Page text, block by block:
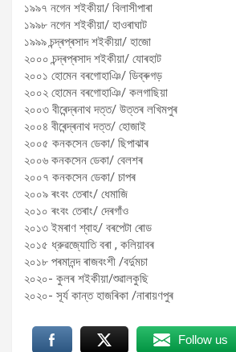
১৯৯৭ নগেন শইকীয়া/ বিলাসীপাৰা
১৯৯৮ নগেন শইকীয়া/ হাওৰাঘাট
১৯৯৯ চন্দ্ৰপ্ৰসাদ শ‍ইকীয়া/ হাজো
২০০০ চন্দ্ৰপ্ৰসাদ শ‍ইকীয়া/ যোৰহাট
২০০১ হোমেন বৰগোহাঞি/ ডিব্ৰুগড়
২০০২ হোমেন বৰগোহাঞি/ কলগাছিয়া
২০০৩ বীৰেন্দ্ৰনাথ দত্ত/ উত্তৰ লখিমপুৰ
২০০৪ বীৰেন্দ্ৰনাথ দত্ত/ হোজাই
২০০৫ কনকসেন ডেকা/ ছিপাঝাৰ
২০০৬ কনকসেন ডেকা/ বেলশৰ
২০০৭ কনকসেন ডেকা/ চাপৰ
২০০৯ ৰংবং তেৰাং/ ধেমাজি
২০১০ ৰংবং তেৰাং/ দেৰগাঁও
২০১৩ ইমৰাণ শ্বাহ/ বৰপেটা ৰোড
২০১৫ ধ্রুৱজ্যোতি বৰা , কলিয়াবৰ
২০১৮ পৰমানন্দ ৰাজবংশী /বর্দুমচা
২০২০- কুলৰ শইকীয়া/শুৱালকুছি
২০২০- সূৰ্য কান্ত হাজৰিকা /নাৰায়ণপুৰ
Follow us